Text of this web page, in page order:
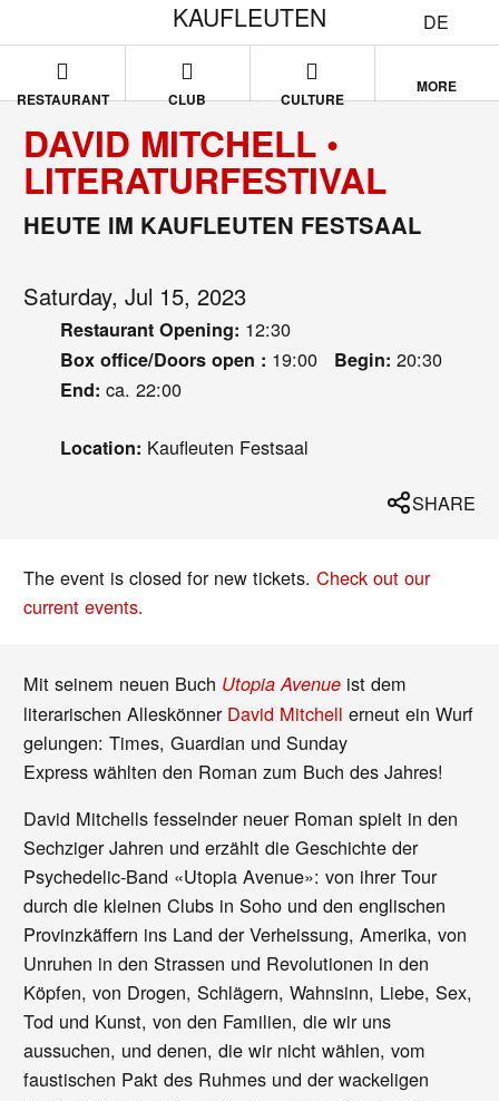
DE
KAUFLEUTEN
RESTAURANT CLUB CULTURE
MORE
DAVID MITCHELL •
LITERATURFESTIVAL
HEUTE IM KAUFLEUTEN FESTSAAL
Saturday, Jul 15, 2023
Restaurant Opening: 12:30
Box office/Doors open : 19:00 Begin: 20:30
End: ca. 22:00
Location: Kaufleuten Festsaal
SHARE
The event is closed for new tickets.Check out our
current events.
Mit seinem neuen Buch Utopia Avenue ist dem
literarischen Alleskönner David Mitchell erneut ein Wurf
gelungen: Times, Guardian und Sunday
Express wählten den Roman zum Buch des Jahres!
David Mitchells fesselnder neuer Roman spielt in den
Sechziger Jahren und erzählt die Geschichte der
Psychedelic-Band «Utopia Avenue»: von ihrer Tour
durch die kleinen Clubs in Soho und den englischen
Provinzkäffern ins Land der Verheissung, Amerika, von
Unruhen in den Strassen und Revolutionen in den
Köpfen, von Drogen, Schlägern, Wahnsinn, Liebe, Sex,
Tod und Kunst, von den Familien, die wir uns
aussuchen, und denen, die wir nicht wählen, vom
faustischen Pakt des Ruhmes und der wackeligen